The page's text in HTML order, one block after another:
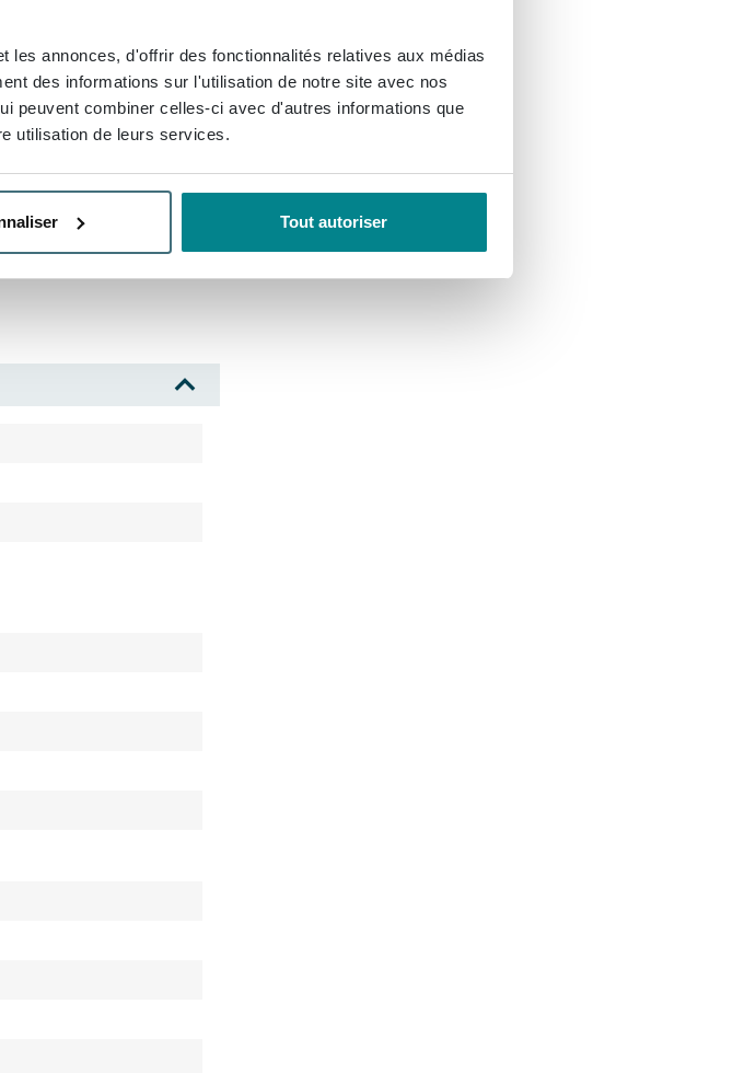
les annonces, d'offrir des fonctionnalités relatives aux médias
des informations sur l'utilisation de notre site avec nos
peuvent combiner celles-ci avec d'autres informations que
utilisation de leurs services.
Tout autoriser
un accès
style et